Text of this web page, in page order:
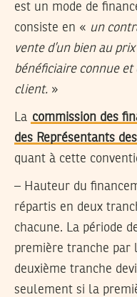
est un mode de
consiste en « un
vente d’un bien au
bénéficiaire connue
client. »
La commission des
des Représentants
quant à cette
– Hauteur du
répartis en deux
chacune. La période
première tranche par
deuxième tranche
seulement si la